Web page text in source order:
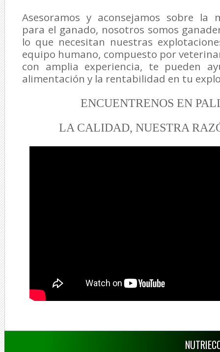
Asesoramos y aconsejamos sobre la
para el ganado, nosotros somos
lo que necesitan nuestras
equipo humano, compuesto por
con amplia experiencia, te pueden
alimentación y la rentabilidad en tu
ENCUENTRENOS EN
LA CALIDAD, NUESTRA